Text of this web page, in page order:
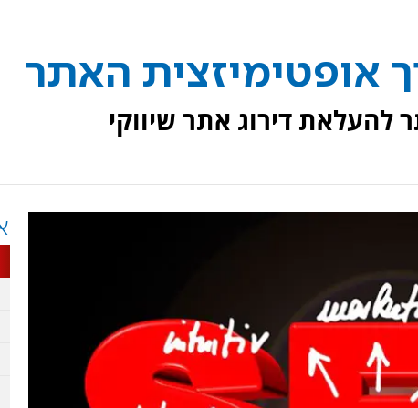
אופטימיזצית האתר
להעלאת דירוג אתר שיווקי